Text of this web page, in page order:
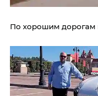
По хорошим дорогам